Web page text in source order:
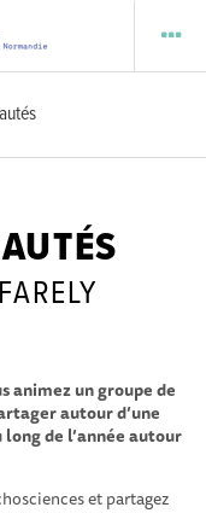
animez un groupe de
autour d’une
de l’année autour
et partagez